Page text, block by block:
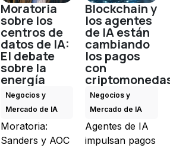
Moratoria
sobre los
centros de
datos de IA:
El debate
sobre la
energía
Negocios y
Mercado de IA
Moratoria:
Sanders y AOC
Blockchain y
los agentes
de IA están
cambiando
los pagos
con
Negocios y
Mercado de IA
Agentes de IA
impulsan pagos